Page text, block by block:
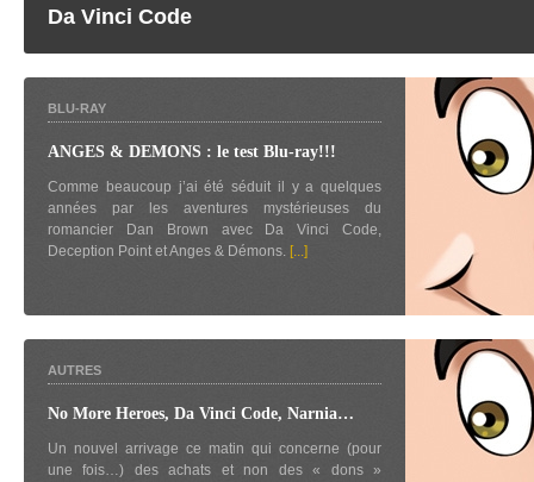
Da Vinci Code
BLU-RAY
ANGES & DEMONS : le test Blu-ray!!!
Comme beaucoup j’ai été séduit il y a quelques
années par les aventures mystérieuses du
romancier Dan Brown avec Da Vinci Code,
Deception Point et Anges & Démons. [...]
AUTRES
No More Heroes, Da Vinci Code, Narnia…
Un nouvel arrivage ce matin qui concerne (pour
une fois…) des achats et non des « dons »